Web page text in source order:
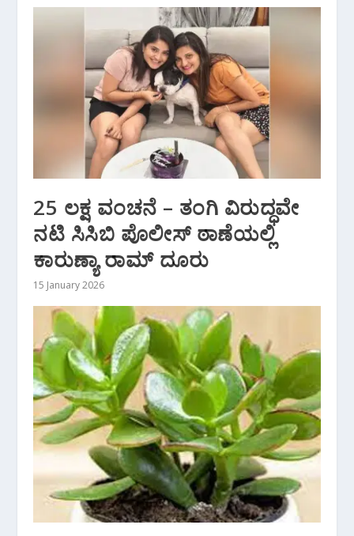
25 ಲಕ್ಷ ವಂಚನೆ – ತಂಗಿ ವಿರುದ್ಧವೇ
ನಟಿ ಸಿಸಿಬಿ ಪೊಲೀಸ್ ಠಾಣೆಯಲ್ಲಿ
ಕಾರುಣ್ಯಾ ರಾಮ್‌ ದೂರು
15 January 2026